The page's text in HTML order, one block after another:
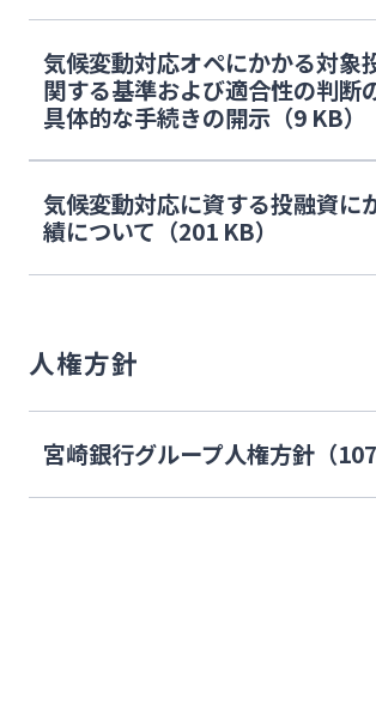
気候変動対応オペにかかる対象
関する基準および適合性の判断
具体的な手続きの開示（9 KB）
気候変動対応に資する投融資に
績について（201 KB）
人権方針
宮崎銀行グループ人権方針（107